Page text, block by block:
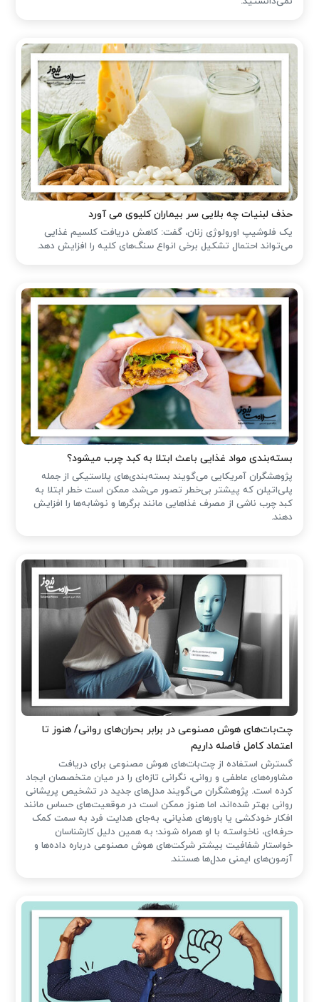
حذف لبنیات چه بلایی سر بیماران کلیوی می آورد
یک فلوشیپ اورولوژی زنان، گفت: کاهش دریافت کلسیم غذایی
می‌تواند احتمال تشکیل برخی انواع سنگ‌های کلیه را افزایش دهد.
بسته‌بندی مواد غذایی باعث ابتلا به کبد چرب میشود؟
پژوهشگران آمریکایی می‌گویند بسته‌بندی‌های پلاستیکی از جمله
پلی‌اتیلن که پیشتر بی‌خطر تصور می‌شد، ممکن است خطر ابتلا به
کبد چرب ناشی از مصرف غذاهایی مانند برگرها و نوشابه‌ها را افزایش
دهند.
چت‌بات‌های هوش مصنوعی در برابر بحران‌های روانی/ هنوز تا
اعتماد کامل فاصله داریم
گسترش استفاده از چت‌بات‌های هوش مصنوعی برای دریافت
مشاوره‌های عاطفی و روانی، نگرانی تازه‌ای را در میان متخصصان ایجاد
کرده است. پژوهشگران می‌گویند مدل‌های جدید در تشخیص پریشانی
روانی بهتر شده‌اند، اما هنوز ممکن است در موقعیت‌های حساس مانند
افکار خودکشی یا باورهای هذیانی، به‌جای هدایت فرد به سمت کمک
حرفه‌ای، ناخواسته با او همراه شوند؛ به همین دلیل کارشناسان
خواستار شفافیت بیشتر شرکت‌های هوش مصنوعی درباره داده‌ها و
آزمون‌های ایمنی مدل‌ها هستند.